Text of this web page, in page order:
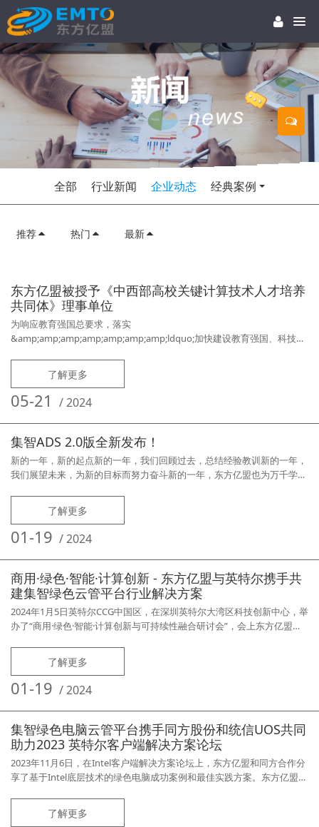
全部 行业新闻 企业动态 经典案例
推荐 热门 最新
东方亿盟被授予《中西部高校关键计算技术人才培养
共同体》理事单位
为响应教育强国总要求，落实
&amp;amp;amp;amp;amp;amp;amp;ldquo;加快建设教育强国、科技强
西部计算机高等教育质量，教育部高等学校计算机类专业教学指导委员会
系统能力研究专家组现邀请相关高校和企业共同发起成立中西部高校关键
计算技术人才培养共同体（以下简称
&amp;amp;amp;amp;amp;amp;amp;ldquo;共同体
&amp;amp;amp;amp;amp;amp;amp;rdquo;）。共同体以推动中西部关
键计算技术人才培养为宗旨，根据我国信息产业发展的需要，通过优势专
业协同建设、一流课程引领协同、高水平师资提升培训、数字化资源充分
了解更多
05-21 /2024
集智ADS 2.0版全新发布！
新的一年，新的起点新的一年，我们回顾过去，总结经验教训新的一年，
我们展望未来，为新的目标而努力奋斗新的一年，东方亿盟也为万千学校
面升级了！此次重大升级是我们亿盟研发同仁用日日夜夜的辛勤劳动和不
懈努力换来的，此次集智ADS桌面云管理系统全新升级是为更好地服务广
大亿盟用户而做出的一次重大技术革新！【UI全面升级——美观大方】东
方亿盟集智
了解更多
01-19 /2024
商用·绿色·智能·计算创新 - 东方亿盟与英特尔携手共
建集智绿色云管平台行业解决方案
2024年1月5日英特尔CCG中国区，在深圳英特尔大湾区科技创新中心，举
办了“商用·绿色·智能·计算创新与可持续性融合研讨会”，会上东方亿盟作
管平台的商用行业解决方案分享。集智绿色云管平台可帮助行业用户对终
端设备的绿色节能数据、软硬件资产数据和设备使用率等数据进行统计分
析及可视化平台展示，支持智能化和场景化的自动节能控制，以及实时的
远
了解更多
01-19 /2024
集智绿色电脑云管平台携手同方股份和统信UOS共同
助力2023 英特尔客户端解决方案论坛
2023年11月6日，在Intel客户端解决方案论坛上，东方亿盟和同方合作分
享了基于Intel底层技术的绿色电脑成功案例和最佳实践方案。东方亿盟联
如何减少碳排放、提高能源效率、降低成本的案例，为用户提供集节能减
排、可视化数据分析与一体的联合解决方案。东方亿盟多年来一直致力于
了解更多